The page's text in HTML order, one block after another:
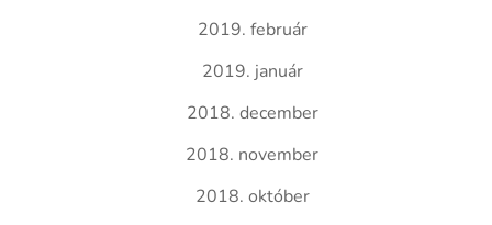
2019. február
2019. január
2018. december
2018. november
2018. október